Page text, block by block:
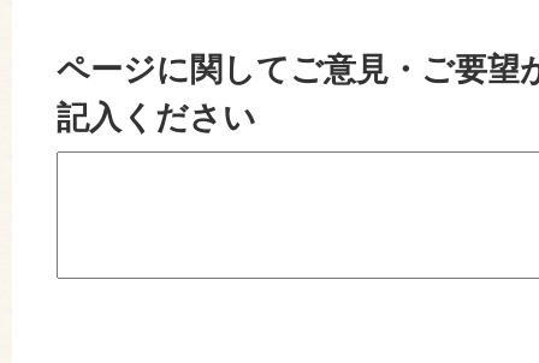
ページに関してご意見・ご要望
記入ください